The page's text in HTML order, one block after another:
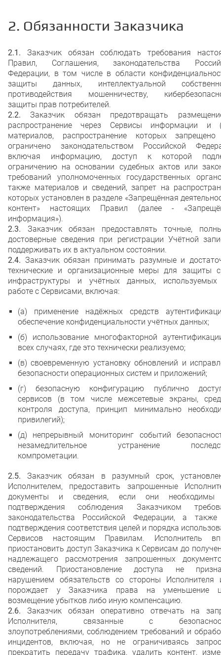
2. Обязанности Заказчика
2.1. Заказчик обязан соблюдать требования
Правил, Соглашения, законодательства
Федерации, в том числе в области
защиты данных, интеллектуальной
противодействия мошенничеству,
защиты прав потребителей.
2.2. Заказчик обязан предотвращать
распространение через Сервисы информации и
материалов, распространение которых
ограничено законодательством Российской
включая информацию, доступ к которой
ограничению на основании судебных актов или
требований уполномоченных государственных
также материалов и сведений, запрет на
которых установлен в разделе «Запрещённая
контент» настоящих Правил (далее -
информация»).
2.3. Заказчик обязан предоставлять точные,
достоверные сведения при регистрации Учётной
поддерживать их в актуальном состоянии.
2.4. Заказчик обязан принимать разумные и
технические и организационные меры для защиты
инфраструктуры и учётных данных,
работе с Сервисами, включая:
(а) применение надёжных средств
обеспечение конфиденциальности учётных данных;
(б) использование многофакторной
всех случаях, где это технически реализуемо;
(в) своевременную установку обновлений и
безопасности операционных систем и приложений;
(г) безопасную конфигурацию публично
сервисов (в том числе межсетевые экраны,
контроля доступа, принцип минимально
привилегий);
(д) непрерывный мониторинг событий
незамедлительное устранение
компрометации.
2.5. Заказчик обязан в разумный срок,
Исполнителем, предоставить запрошенные
документы и сведения, если они необходимы
подтверждения соблюдения Заказчиком
законодательства Российской Федерации, а
подтверждения соответствия целей и порядка
Сервисов настоящим Правилам. Исполнитель
приостановить доступ Заказчика к Сервисам до
надлежащего рассмотрения запрошенных
сведений. Приостановление доступа не
нарушением обязательств со стороны Исполнителя
порождает у Заказчика права на уменьшение
возмещение убытков либо иную компенсацию.
2.6. Заказчик обязан оперативно отвечать на
Исполнителя, связанные с
злоупотреблениями, соблюдением требований и
инцидентов, включая, но не ограничиваясь
прекратить передачу трафика, удалить контент,